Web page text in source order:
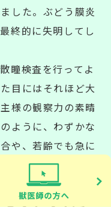
した。ぶどう膜炎
終的に失明してし
瞳検査を行ってよ
目にはそれほど大
様の観察力の素晴
ように、わずかな
や、若齢でも急に
和感を感じた場合
さい。